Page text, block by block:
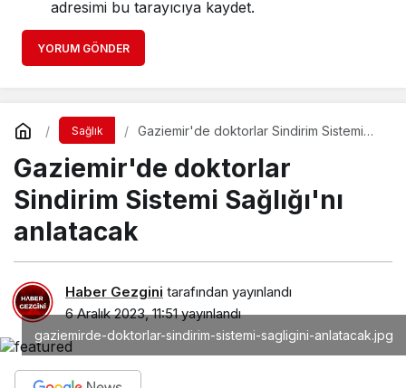
adresimi bu tarayıcıya kaydet.
YORUM GÖNDER
Sağlık
Gaziemir'de doktorlar Sindirim Sistemi
Gaziemir'de doktorlar
Sindirim Sistemi Sağlığı'nı
anlatacak
Haber Gezgini tarafından yayınlandı
6 Aralık 2023, 11:51yayınlandı
gaziemirde-doktorlar-sindirim-sistemi-sagligini-anlatacak.jpg